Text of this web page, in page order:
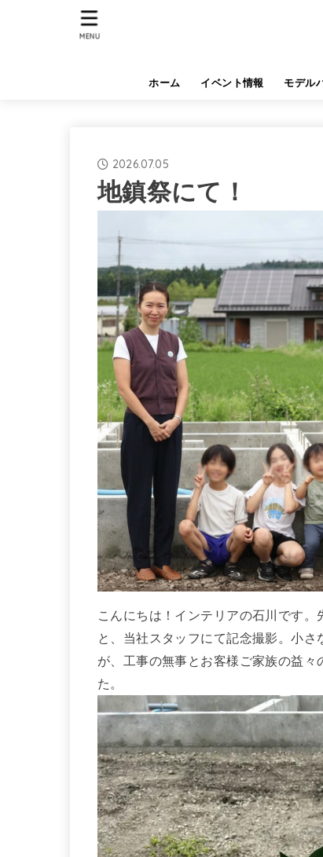
ホーム イベント情報 モデル
MENU
2026.07.05
地鎮祭にて！
こんにちは！インテリアの石川です
と、当社スタッフにて記念撮影。小
が、工事の無事とお客様ご家族の益
た。